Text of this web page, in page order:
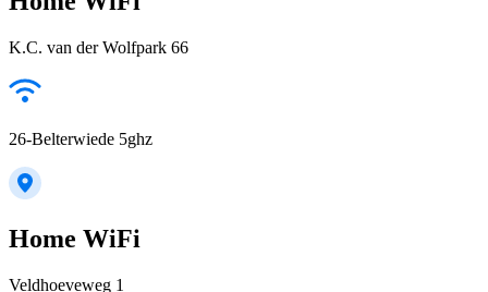
K.C. van der Wolfpark 66
26-Belterwiede 5ghz
Home WiFi
Veldhoeveweg 1